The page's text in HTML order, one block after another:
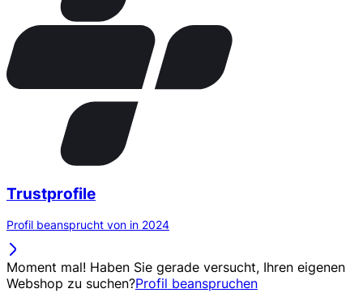
Trustprofile
Profil beansprucht von in 2024
Moment mal! Haben Sie gerade versucht, Ihren eigenen
Webshop zu suchen?Profil beanspruchen